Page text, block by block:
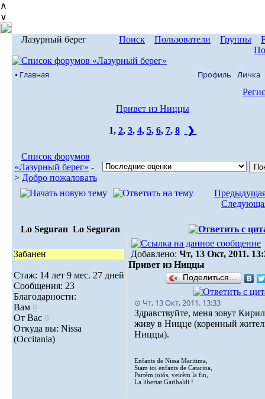
∧
∨
Лазурный берег Поиск Пользователи Группы
⦁ Главная Профиль Личка
Привет из Ниццы
1, 2, 3, 4, 5, 6, 7, 8 ❯
Список форумов
«Лазурный берег» -
> Добро пожаловать
Lo Seguran Lo Seguran
Забанен
Стаж: 14 лет 9 мес. 27 дней
Сообщения: 23
Благодарности:
Вам 0
От Вас 0
Откуда вы: Nissa
(Occitania)
Добавлено: Чт, 13 Окт, 2011.
Привет из Ниццы
Поделиться…
⊙ Чт, 13 Окт, 2011. 13:33
Здравствуйте, меня зовут
живу в Ницце (коренный
Ниццы).
Enfants de Nissa Maritima,
Siam toi enfants de Catarina,
Partèm joiós, veirèm la fin,
La libertat Garibaldi !